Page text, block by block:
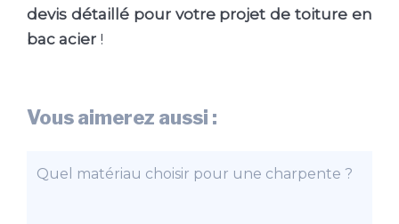
devis détaillé pour votre projet de toiture en
bac acier !
Vous aimerez aussi :
Quel matériau choisir pour une charpente ?